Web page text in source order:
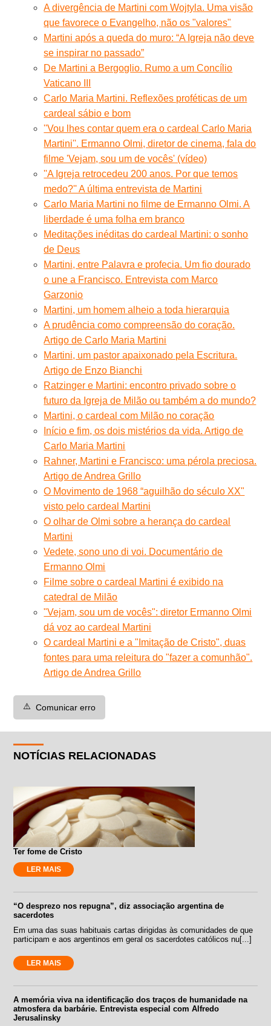
A divergência de Martini com Wojtyla. Uma visão
que favorece o Evangelho, não os "valores"
Martini após a queda do muro: “A Igreja não deve
se inspirar no passado”
De Martini a Bergoglio. Rumo a um Concílio
Vaticano III
Carlo Maria Martini. Reflexões proféticas de um
cardeal sábio e bom
''Vou lhes contar quem era o cardeal Carlo Maria
Martini''. Ermanno Olmi, diretor de cinema, fala do
filme 'Vejam, sou um de vocês' (vídeo)
''A Igreja retrocedeu 200 anos. Por que temos
medo?'' A última entrevista de Martini
Carlo Maria Martini no filme de Ermanno Olmi. A
liberdade é uma folha em branco
Meditações inéditas do cardeal Martini: o sonho
de Deus
Martini, entre Palavra e profecia. Um fio dourado
o une a Francisco. Entrevista com Marco
Garzonio
Martini, um homem alheio a toda hierarquia
A prudência como compreensão do coração.
Artigo de Carlo Maria Martini
Martini, um pastor apaixonado pela Escritura.
Artigo de Enzo Bianchi
Ratzinger e Martini: encontro privado sobre o
futuro da Igreja de Milão ou também a do mundo?
Martini, o cardeal com Milão no coração
Início e fim, os dois mistérios da vida. Artigo de
Carlo Maria Martini
Rahner, Martini e Francisco: uma pérola preciosa.
Artigo de Andrea Grillo
O Movimento de 1968 “aguilhão do século XX"
visto pelo cardeal Martini
O olhar de Olmi sobre a herança do cardeal
Martini
Vedete, sono uno di voi. Documentário de
Ermanno Olmi
Filme sobre o cardeal Martini é exibido na
catedral de Milão
"Vejam, sou um de vocês": diretor Ermanno Olmi
dá voz ao cardeal Martini
O cardeal Martini e a "Imitação de Cristo", duas
fontes para uma releitura do "fazer a comunhão".
Artigo de Andrea Grillo
⚠️ Comunicar erro
NOTÍCIAS RELACIONADAS
Ter fome de Cristo
LER MAIS
“O desprezo nos repugna”, diz associação argentina de
sacerdotes
Em uma das suas habituais cartas dirigidas às comunidades de que
participam e aos argentinos em geral os sacerdotes católicos nu[...]
LER MAIS
A memória viva na identificação dos traços de humanidade na
atmosfera da barbárie. Entrevista especial com Alfredo
Jerusalinsky